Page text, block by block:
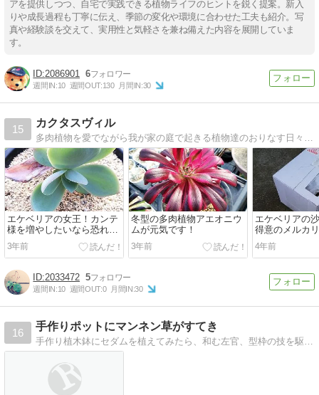
アを提供しつつ、自宅で実践できる植物ライフのヒントを鋭く提案。新入
りや成長過程も丁寧に伝え、季節の変化や環境に合わせた工夫も紹介。写
真や経験談を交えて、実用性と気軽さを兼ね備えた内容を展開していま
す。
2086901 6
週間IN:10 週間OUT:130 月間IN:30
15
カクタスヴィル
エケベリアの女王！カンテ
様を増やしたいなら恐れず
チョンパ！
3年前
冬型の多肉植物アエオニウ
ムが元気です！
3年前
エケベリアの
得意のメルカ
す！
4年前
2033472 5
週間IN:10 週間OUT:0 月間IN:30
16
手作りポットにマンネン草がすてき